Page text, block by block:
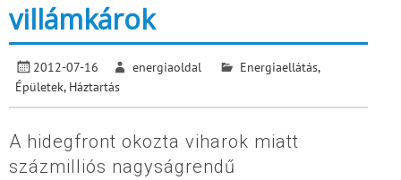
villámkárok
2012-07-16 energiaoldal Energiaellátás,
Épületek, Háztartás
A hidegfront okozta viharok miatt
százmilliós nagyságrendű